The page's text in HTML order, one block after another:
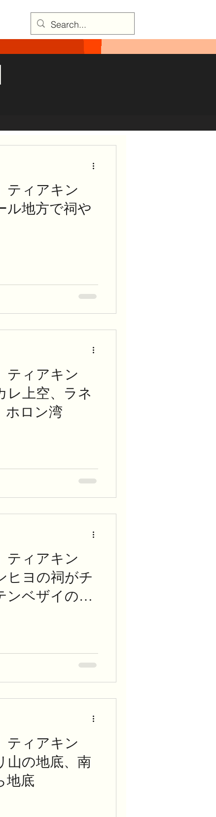
ティアキン
ル地方で祠や
ティアキン
レ上空、ラネ
ホロン湾
ティアキン
ヒヨの祠がチ
ンベザイの祠
ティアキン
山の地底、南
地底